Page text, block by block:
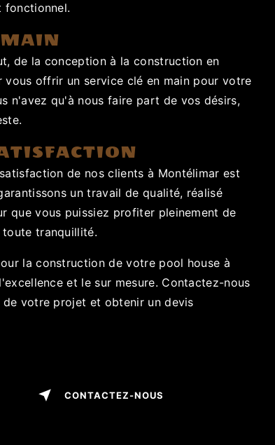
fonctionnel.
MAIN
de la conception à la construction en
vous offrir un service clé en main pour votre
n'avez qu'à nous faire part de vos désirs,
de nos clients à Montélimar est
un travail de qualité, réalisé
que vous puissiez profiter pleinement de
tranquillité.
la construction de votre pool house à
et le sur mesure. Contactez-nous
votre projet et obtenir un devis
CONTACTEZ-NOUS